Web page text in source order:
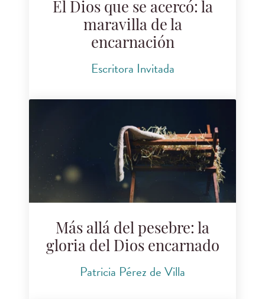
El Dios que se acercó: la
maravilla de la
encarnación
Escritora Invitada
Más allá del pesebre: la
gloria del Dios encarnado
Patricia Pérez de Villa